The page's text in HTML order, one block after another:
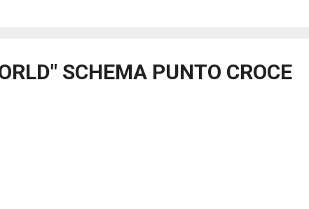
SCHEMA PUNTO CROCE